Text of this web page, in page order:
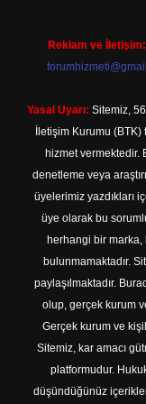
Reklam ve İletişim:
Yasal Uyarı: Sitemiz,
İletişim Kurumu (BTK)
hizmet
denetleme veya
üyelerimiz yazdıkları
üye olarak bu
herhangi bir marka,
bulunmamaktadır.
paylaşılmaktadır.
olup, gerçek kurum
Gerçek kurum ve
Sitemiz, kar amacı
platformudur.
düşündüğünüz